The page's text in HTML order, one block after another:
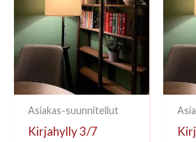
Asiakas-suunnitellut
Kirjahylly 3/7